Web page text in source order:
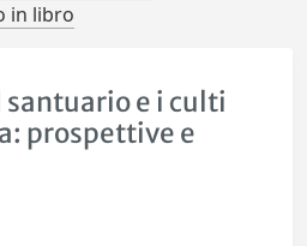
in libro
e i culti
prospettive e